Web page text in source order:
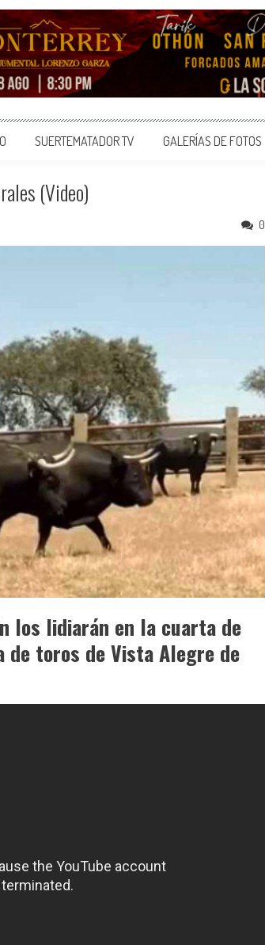
SUERTEMATADOR TV GALERÍAS DE FOTOS
(Video)
0
los lidiarán en la cuarta de
de toros de Vista Alegre de